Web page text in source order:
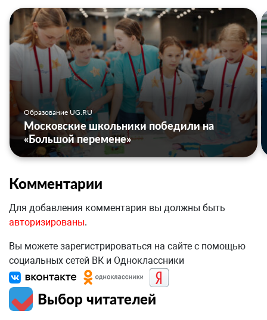
Образование UG.RU
Московские школьники победили на
«Большой перемене»
Комментарии
Для добавления комментария вы должны быть
авторизированы.
Вы можете зарегистрироваться на сайте с помощью
социальных сетей ВК и Одноклассники
Выбор читателей